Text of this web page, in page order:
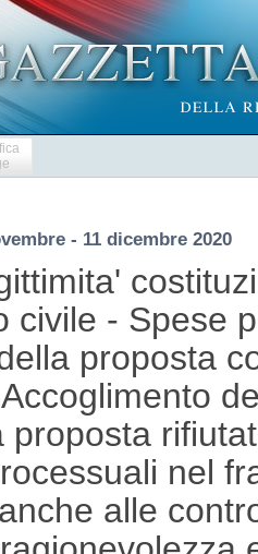
- 11 dicembre 2020
civile - Spese
proposta
proposta
nel
alle